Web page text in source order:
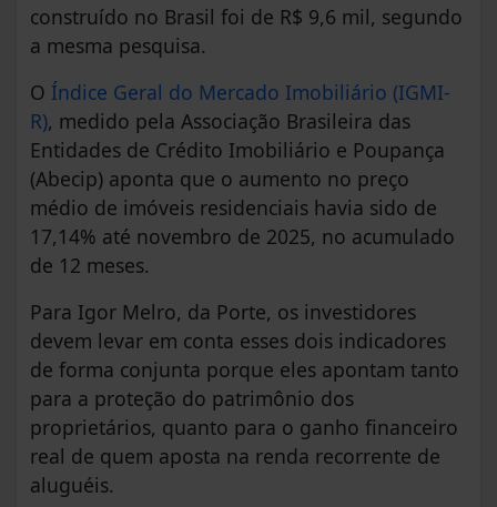
construído no Brasil foi de R$ 9,6 mil, segundo
a mesma pesquisa.
O Índice Geral do Mercado Imobiliário (IGMI-
R), medido pela Associação Brasileira das
Entidades de Crédito Imobiliário e Poupança
(Abecip) aponta que o aumento no preço
médio de imóveis residenciais havia sido de
17,14% até novembro de 2025, no acumulado
de 12 meses.
Para Igor Melro, da Porte, os investidores
devem levar em conta esses dois indicadores
de forma conjunta porque eles apontam tanto
para a proteção do patrimônio dos
proprietários, quanto para o ganho financeiro
real de quem aposta na renda recorrente de
aluguéis.